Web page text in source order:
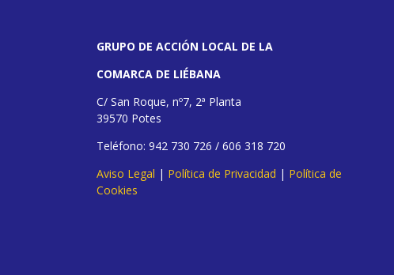
GRUPO DE ACCIÓN LOCAL DE LA
COMARCA DE LIÉBANA
C/ San Roque, nº7, 2ª Planta
39570 Potes
Teléfono: 942 730 726 / 606 318 720
Aviso Legal | Política de Privacidad | Política de
Cookies